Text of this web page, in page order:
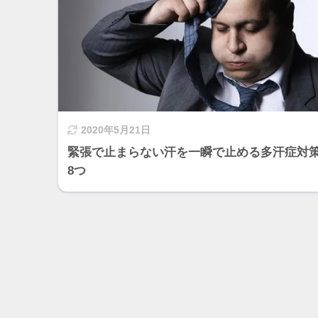
2020年5月21日
緊張で止まらない汗を一瞬で止める多汗症対
8つ